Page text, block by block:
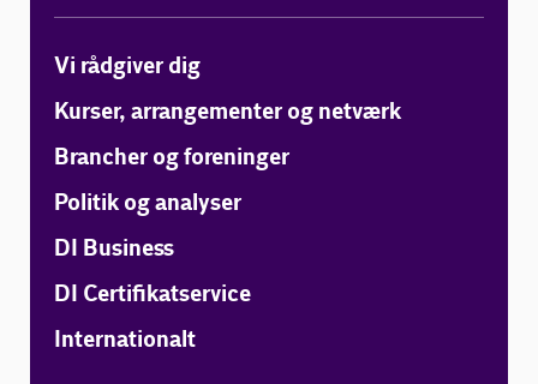
Vi rådgiver dig
Kurser, arrangementer og netværk
Brancher og foreninger
Politik og analyser
DI Business
DI Certifikatservice
Internationalt